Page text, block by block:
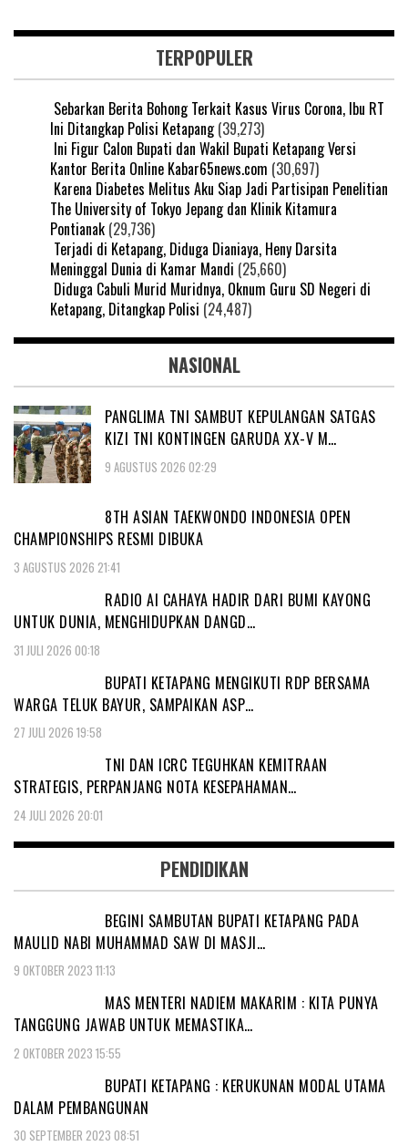
TERPOPULER
Sebarkan Berita Bohong Terkait Kasus Virus Corona, Ibu RT
Ini Ditangkap Polisi Ketapang (39,273)
Ini Figur Calon Bupati dan Wakil Bupati Ketapang Versi
Kantor Berita Online Kabar65news.com (30,697)
Karena Diabetes Melitus Aku Siap Jadi Partisipan Penelitian
The University of Tokyo Jepang dan Klinik Kitamura
Pontianak (29,736)
Terjadi di Ketapang, Diduga Dianiaya, Heny Darsita
Meninggal Dunia di Kamar Mandi (25,660)
Diduga Cabuli Murid Muridnya, Oknum Guru SD Negeri di
Ketapang, Ditangkap Polisi (24,487)
NASIONAL
PANGLIMA TNI SAMBUT KEPULANGAN SATGAS
KIZI TNI KONTINGEN GARUDA XX-V M…
9 AGUSTUS 2026 02:29
8TH ASIAN TAEKWONDO INDONESIA OPEN
CHAMPIONSHIPS RESMI DIBUKA
3 AGUSTUS 2026 21:41
RADIO AI CAHAYA HADIR DARI BUMI KAYONG
UNTUK DUNIA, MENGHIDUPKAN DANGD…
31 JULI 2026 00:18
BUPATI KETAPANG MENGIKUTI RDP BERSAMA
WARGA TELUK BAYUR, SAMPAIKAN ASP…
27 JULI 2026 19:58
TNI DAN ICRC TEGUHKAN KEMITRAAN
STRATEGIS, PERPANJANG NOTA KESEPAHAMAN…
24 JULI 2026 20:01
PENDIDIKAN
BEGINI SAMBUTAN BUPATI KETAPANG PADA
MAULID NABI MUHAMMAD SAW DI MASJI…
9 OKTOBER 2023 11:13
MAS MENTERI NADIEM MAKARIM : KITA PUNYA
TANGGUNG JAWAB UNTUK MEMASTIKA…
2 OKTOBER 2023 15:55
BUPATI KETAPANG : KERUKUNAN MODAL UTAMA
DALAM PEMBANGUNAN
30 SEPTEMBER 2023 08:51